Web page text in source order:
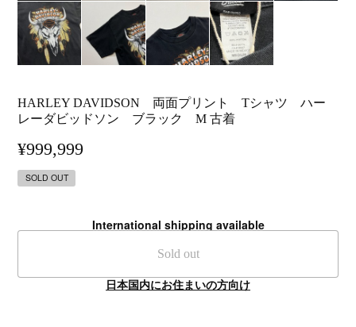
HARLEY DAVIDSON 両面プリント Tシャツ ハー
レーダビッドソン ブラック M 古着
¥999,999
SOLD OUT
International shipping available
Sold out
日本国内にお住まいの方向け